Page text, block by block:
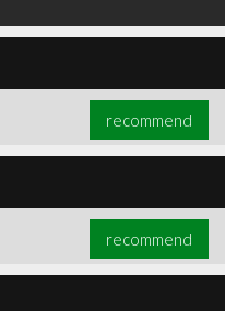
recommend
recommend